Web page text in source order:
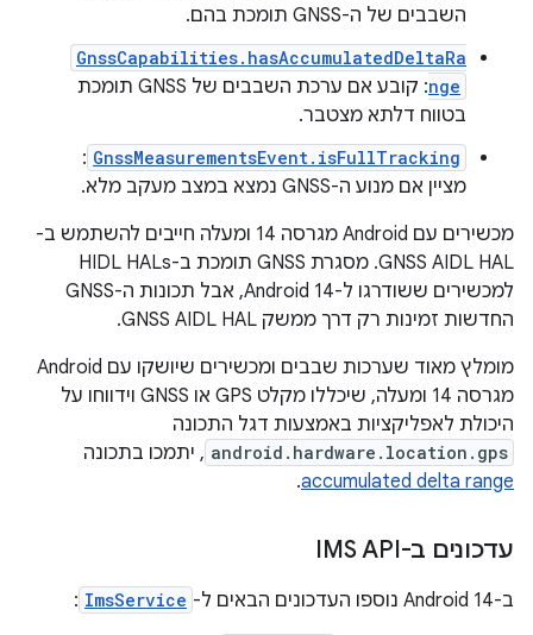
השבבים של ה-GNSS תומכת בהם.
GnssCapabilities.hasAccumulatedDeltaRa
nge
: קובע אם ערכת השבבים של GNSS תומכת
בטווח דלתא מצטבר.
GnssMeasurementsEvent.isFullTracking
מציין אם מנוע ה-GNSS נמצא במצב מעקב מלא.
מכשירים עם Android מגרסה 14 ומעלה חייבים להשתמש ב-
GNSS AIDL HAL. מסגרת GNSS תומכת ב-HIDL HALs
למכשירים ששודרגו ל-Android 14, אבל תכונות ה-GNSS
החדשות זמינות רק דרך ממשק GNSS AIDL HAL.
מומלץ מאוד שערכות שבבים ומכשירים שיושקו עם Android
מגרסה 14 ומעלה, שיכללו מקלט GPS או GNSS וידווחו על
היכולת לאפליקציות באמצעות דגל התכונה
android.hardware.location.gps , יתמכו בתכונה
accumulated delta range
.
עדכונים ב-IMS API
ב-Android 14 נוספו העדכונים הבאים ל- ImsService